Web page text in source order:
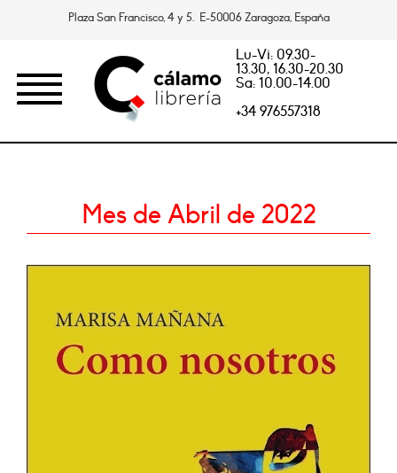
Plaza San Francisco, 4 y 5. E-50006 Zaragoza, España
Lu-Vi: 09.30-
13.30, 16.30-20.30
Sa: 10.00-14.00
+34 976557318
Mes de Abril de 2022